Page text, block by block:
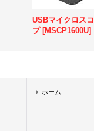
USBマイクロス
プ [MSCP1600U]
ホーム